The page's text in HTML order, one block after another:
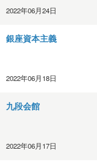
2022年06月24日
銀座資本主義
2022年06月18日
九段会館
2022年06月17日